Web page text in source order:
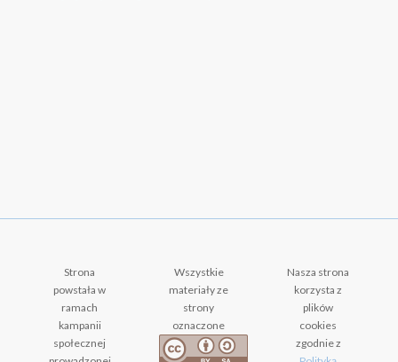
Strona
powstała w
ramach
kampanii
społecznej
Wszystkie
materiały ze
strony
oznaczone
Nasza strona
korzysta z
plików
cookies
zgodnie z